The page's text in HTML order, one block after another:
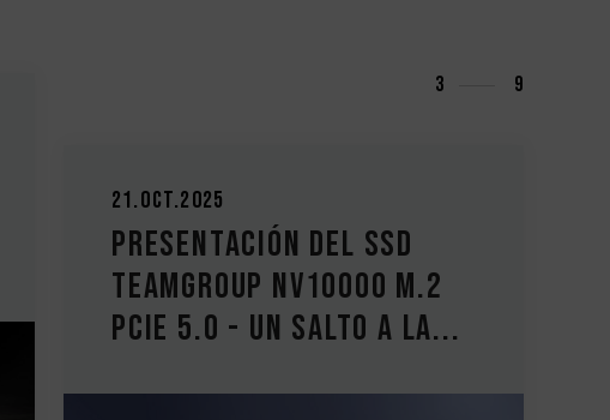
3 9
21.Oct.2025
Presentación del SSD
TEAMGROUP NV10000 M.2
PCIe 5.0 - Un salto a la...